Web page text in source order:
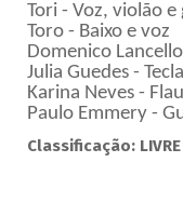
Tori - Voz, violão
Toro - Baixo e voz
Domenico
Julia Guedes -
Karina Neves -
Paulo Emmery -
Classificação: LIVRE